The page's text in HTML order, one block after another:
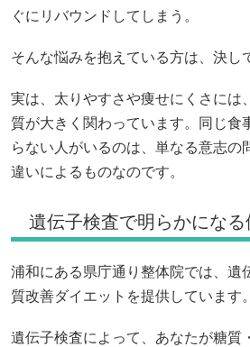
ぐにリバウンドしてしまう。
そんな悩みを抱えている方は、決し
実は、太りやすさや痩せにくさには
質が大きく関わっています。同じ食
らない人がいるのは、単なる意志の
違いによるものなのです。
遺伝子検査で明らかになる
浦和にある県庁通り整体院では、遺
質改善ダイエットを提供しています。
遺伝子検査によって、あなたが糖質